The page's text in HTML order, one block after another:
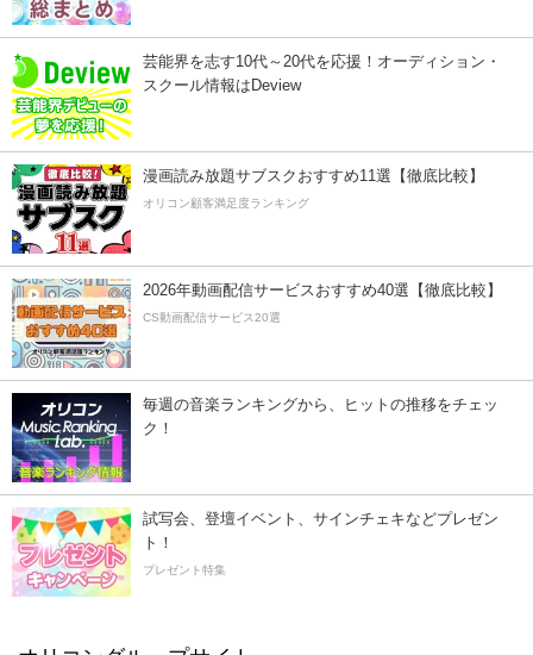
芸能界を志す10代～20代を応援！オーディション・
スクール情報はDeview
漫画読み放題サブスクおすすめ11選【徹底比較】
オリコン顧客満足度ランキング
2026年動画配信サービスおすすめ40選【徹底比較】
CS動画配信サービス20選
毎週の音楽ランキングから、ヒットの推移をチェッ
ク！
試写会、登壇イベント、サインチェキなどプレゼン
ト！
プレゼント特集